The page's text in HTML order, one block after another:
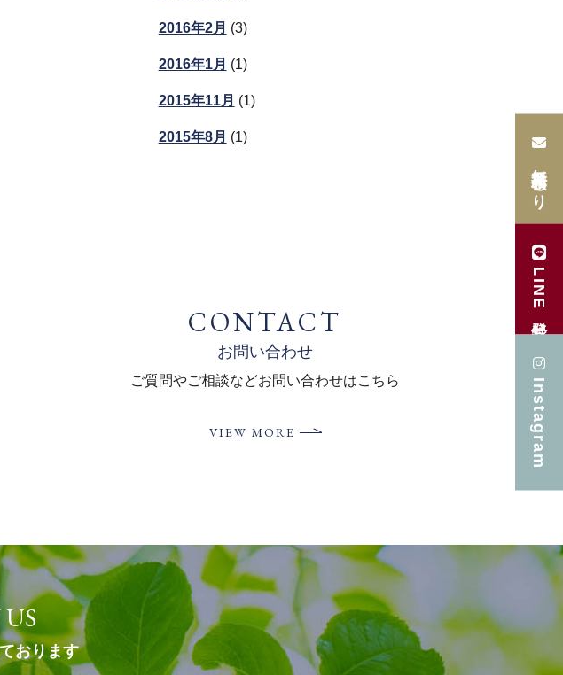
2016年2月 (3)
2016年1月 (1)
2015年11月 (1)
2015年8月 (1)
CONTACT
お問い合わせ
ご質問やご相談などお問い合わせはこちら
VIEW MORE
おります
無料見積もり
LINE登録
Instagram